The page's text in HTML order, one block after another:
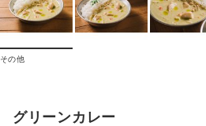
その他
グリーンカレー